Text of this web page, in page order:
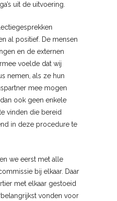
uit de uitvoering.
al positief. De mensen
en de externen
voelde dat wij
nemen, als ze hun
mee mogen
ook geen enkele
vinden die bereid
in deze procedure te
we eerst met alle
bij elkaar. Daar
met elkaar gestoeid
vonden voor